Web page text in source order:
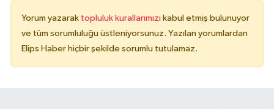
Yorum yazarak topluluk kurallarımızı kabul etmiş bulunuyor
ve tüm sorumluluğu üstleniyorsunuz. Yazılan yorumlardan
Elips Haber hiçbir şekilde sorumlu tutulamaz.